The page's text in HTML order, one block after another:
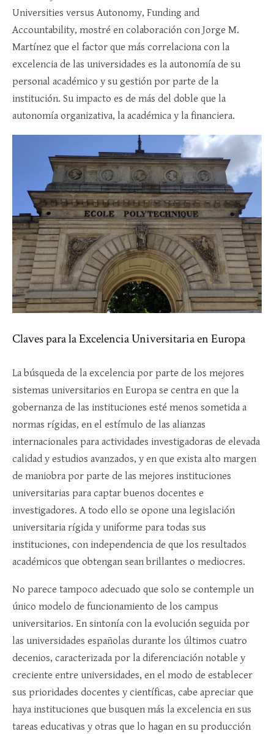
Universities versus Autonomy, Funding and
Accountability, mostré en colaboración con Jorge M.
Martínez que el factor que más correlaciona con la
excelencia de las universidades es la autonomía de su
personal académico y su gestión por parte de la
institución. Su impacto es de más del doble que la
autonomía organizativa, la académica y la financiera.
Claves para la Excelencia Universitaria en Europa
La búsqueda de la excelencia por parte de los mejores
sistemas universitarios en Europa se centra en que la
gobernanza de las instituciones esté menos sometida a
normas rígidas, en el estímulo de las alianzas
internacionales para actividades investigadoras de elevada
calidad y estudios avanzados, y en que exista alto margen
de maniobra por parte de las mejores instituciones
universitarias para captar buenos docentes e
investigadores. A todo ello se opone una legislación
universitaria rígida y uniforme para todas sus
instituciones, con independencia de que los resultados
académicos que obtengan sean brillantes o mediocres.
No parece tampoco adecuado que solo se contemple un
único modelo de funcionamiento de los campus
universitarios. En sintonía con la evolución seguida por
las universidades españolas durante los últimos cuatro
decenios, caracterizada por la diferenciación notable y
creciente entre universidades, en el modo de establecer
sus prioridades docentes y científicas, cabe apreciar que
haya instituciones que busquen más la excelencia en sus
tareas educativas y otras que lo hagan en su producción